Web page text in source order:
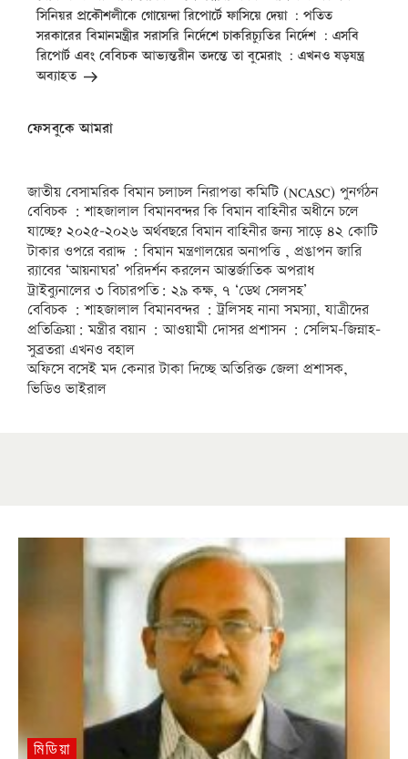
সিনিয়র প্রকৌশলীকে গোয়েন্দা রিপোর্টে ফাসিয়ে দেয়া : পতিত
সরকারের বিমানমন্ত্রীর সরাসরি নির্দেশে চাকরিচ্যুতির নির্দেশ : এসবি
রিপোর্ট এবং বেবিচক আভ্যন্তরীন তদন্তে তা বুমেরাং : এখনও ষড়যন্ত্র
অব্যাহত
ফেসবুকে আমরা
জাতীয় বেসামরিক বিমান চলাচল নিরাপত্তা কমিটি (NCASC) পুনর্গঠন
বেবিচক : শাহজালাল বিমানবন্দর কি বিমান বাহিনীর অধীনে চলে
যাচ্ছে? ২০২৫-২০২৬ অর্থবছরে বিমান বাহিনীর জন্য সাড়ে ৪২ কোটি
টাকার ওপরে বরাদ্দ : বিমান মন্ত্রণালয়ের অনাপত্তি , প্রঙাপন জারি
র‍্যাবের ‘আয়নাঘর’ পরিদর্শন করলেন আন্তর্জাতিক অপরাধ
ট্রাইব্যুনালের ৩ বিচারপতি: ২৯ কক্ষ, ৭ ‘ডেথ সেলসহ’
বেবিচক : শাহজালাল বিমানবন্দর : ট্রলিসহ নানা সমস্যা, যাত্রীদের
প্রতিক্রিয়া: মন্ত্রীর বয়ান : আওয়ামী দোসর প্রশাসন : সেলিম-জিন্নাহ-
সুব্রতরা এখনও বহাল
অফিসে বসেই মদ কেনার টাকা দিচ্ছে অতিরিক্ত জেলা প্রশাসক,
ভিডিও ভাইরাল
মিডিয়া